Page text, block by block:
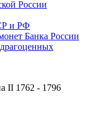
России
и РФ
Банка России
II 1762 - 1796